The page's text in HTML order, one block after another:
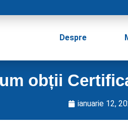
Despre
obții
ianuarie 12,